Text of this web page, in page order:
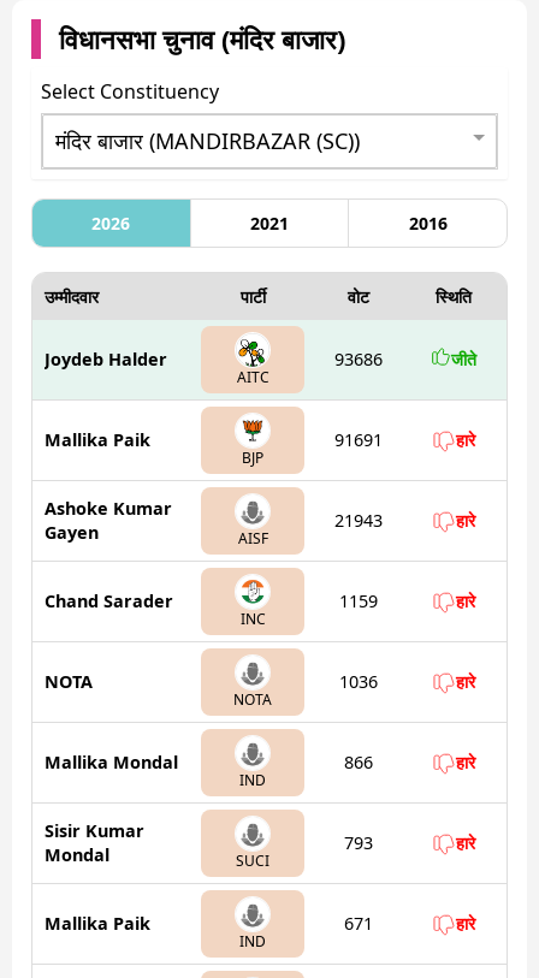
विधानसभा चुनाव (मंदिर बाजार)
Select Constituency
2026 2021 2016
उम्मीदवार पार्टी वोट स्थिति
Joydeb Halder
AITC
93686 जीते
Mallika Paik
BJP
91691 हारे
Ashoke Kumar
Gayen
AISF
21943 हारे
Chand Sarader
INC
1159 हारे
NOTA
NOTA
1036 हारे
Mallika Mondal
IND
866 हारे
Sisir Kumar
Mondal
SUCI
793 हारे
Mallika Paik
IND
671 हारे